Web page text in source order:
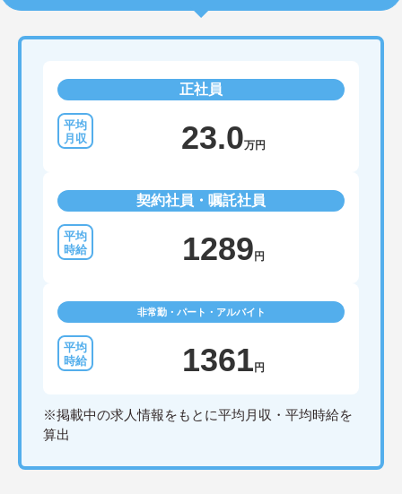
正社員
23.0万円
契約社員・嘱託社員
1289 円
非常勤・パート・アルバイト
1361 円
※掲載中の求人情報をもとに平均月収・平均時給を
算出